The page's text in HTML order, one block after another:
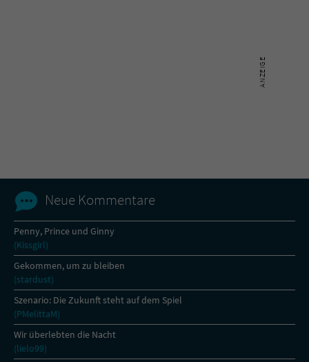
Neue Kommentare
Penny, Prince und Ginny
(Kissgirl)
Gekommen, um zu bleiben
(stardust)
Szenario: Die Zukunft steht auf dem Spiel
(PMelittaM)
Wir überlebten die Nacht
(lielo99)